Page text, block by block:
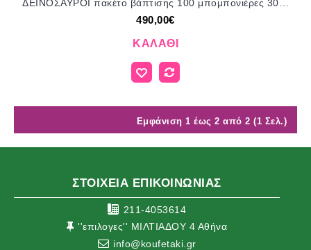
490,00€
ΚΑΛΆΘΙ
Εμφάνιση 1 έως 2 από 2 (1 Σελ.)
ΣΤΟΙΧΕΙΑ ΕΠΙΚΟΙΝΩΝΙΑΣ
211-4053614
''επιλογες'' ΜΙΛΤΙΑΔΟΥ 4 Αθήνα
info@koufetaki.gr